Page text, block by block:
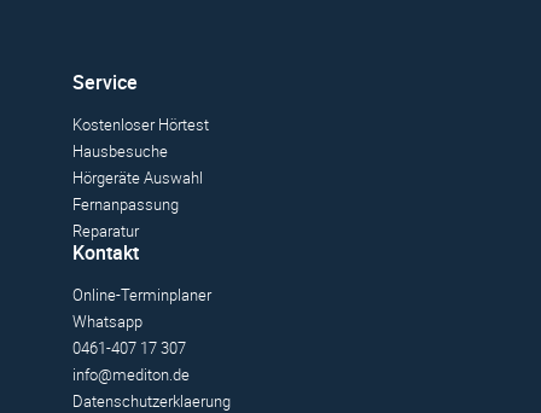
Service
Kostenloser Hörtest
Hausbesuche
Hörgeräte Auswahl
Fernanpassung
Reparatur
Kontakt
Online-Terminplaner
Whatsapp
0461-407 17 307
info@mediton.de
Datenschutzerklaerung